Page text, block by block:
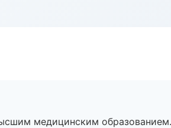
медицинским образованием.